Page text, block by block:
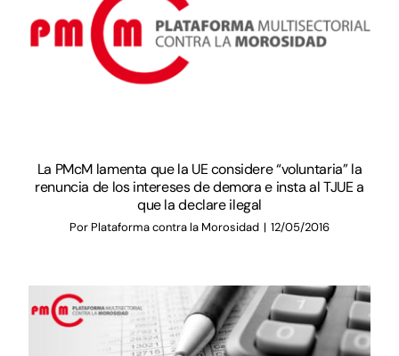
Prensa
Blog
La PMcM lamenta que la UE considere “voluntaria” la
renuncia de los intereses de demora e insta al TJUE a
que la declare ilegal
Por Plataforma contra la Morosidad | 12/05/2016